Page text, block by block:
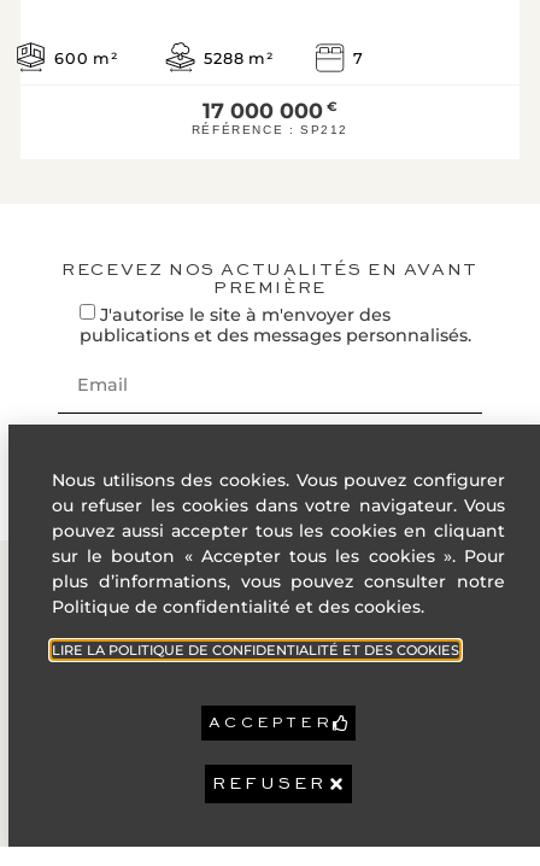
INFORMATIONS
Diagnostic de
B
F
Logement
* Dont émissions de gaz
effet de serre
Faible émission de GES
A
C
D
E
F
600 m² 5288 m² 7
17 000 000 €
RÉFÉRENCE :SP212
RECEVEZ NOS ACTUALITÉS EN AVANT
PREMIÈRE
J'autorise le site à m'envoyer des
publications et des messages personnalisés.
4 Rue des
UTILES
Nous utilisons des cookies. Vous pouvez configurer
ou refuser les cookies dans votre navigateur. Vous
pouvez aussi accepter tous les cookies en cliquant
sur le bouton « Accepter tous les cookies ». Pour
plus d’informations, vous pouvez consulter notre
Politique de confidentialité et des cookies.
LIRE LA POLITIQUE DE CONFIDENTIALITÉ ET DES COOKIES
ACCEPTER
REFUSER